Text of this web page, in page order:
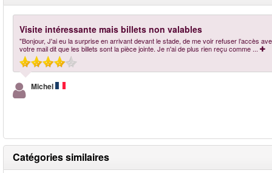
Visite intéressante mais billets non valables
"Bonjour, J'ai eu la surprise en arrivant devant le stade, de me voir refuser l’accès
votre mail dit que les billets sont la pièce jointe. Je n'ai de plus rien reçu comme ...
Michel
Catégories similaires